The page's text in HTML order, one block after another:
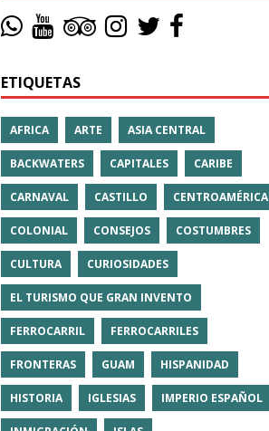
ETIQUETAS
AFRICA ARTE ASIA CENTRAL
BACKWATERS CAPITALES CARIBE
CARNAVAL CASTILLO CENTROAMÉRICA
COLONIAL CONSEJOS COSTUMBRES
CULTURA CURIOSIDADES
EL TURISMO QUE GRAN INVENTO
FERROCARRIL FERROCARRILES
FRONTERAS GUAM HISPANIDAD
HISTORIA IGLESIAS IMPERIO ESPAÑOL